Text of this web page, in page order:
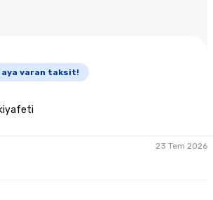
aya varan taksit!
23 Tem 2026